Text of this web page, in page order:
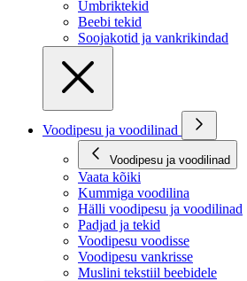
Ümbriktekid
Beebi tekid
Soojakotid ja vankrikindad
Voodipesu ja voodilinad
Voodipesu ja voodilinad
Vaata kõiki
Kummiga voodilina
Hälli voodipesu ja voodilinad
Padjad ja tekid
Voodipesu voodisse
Voodipesu vankrisse
Muslini tekstiil beebidele